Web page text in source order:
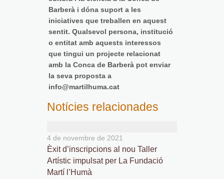
Barberà i dóna suport a les
iniciatives que treballen en aquest
sentit. Qualsevol persona, institució
o entitat amb aquests interessos
que tingui un projecte relacionat
amb la Conca de Barberà pot enviar
la seva proposta a
info@martilhuma.cat
Notícies relacionades
4 de novembre de 2021
Èxit d’inscripcions al nou Taller
Artístic impulsat per La Fundació
Martí l’Humà